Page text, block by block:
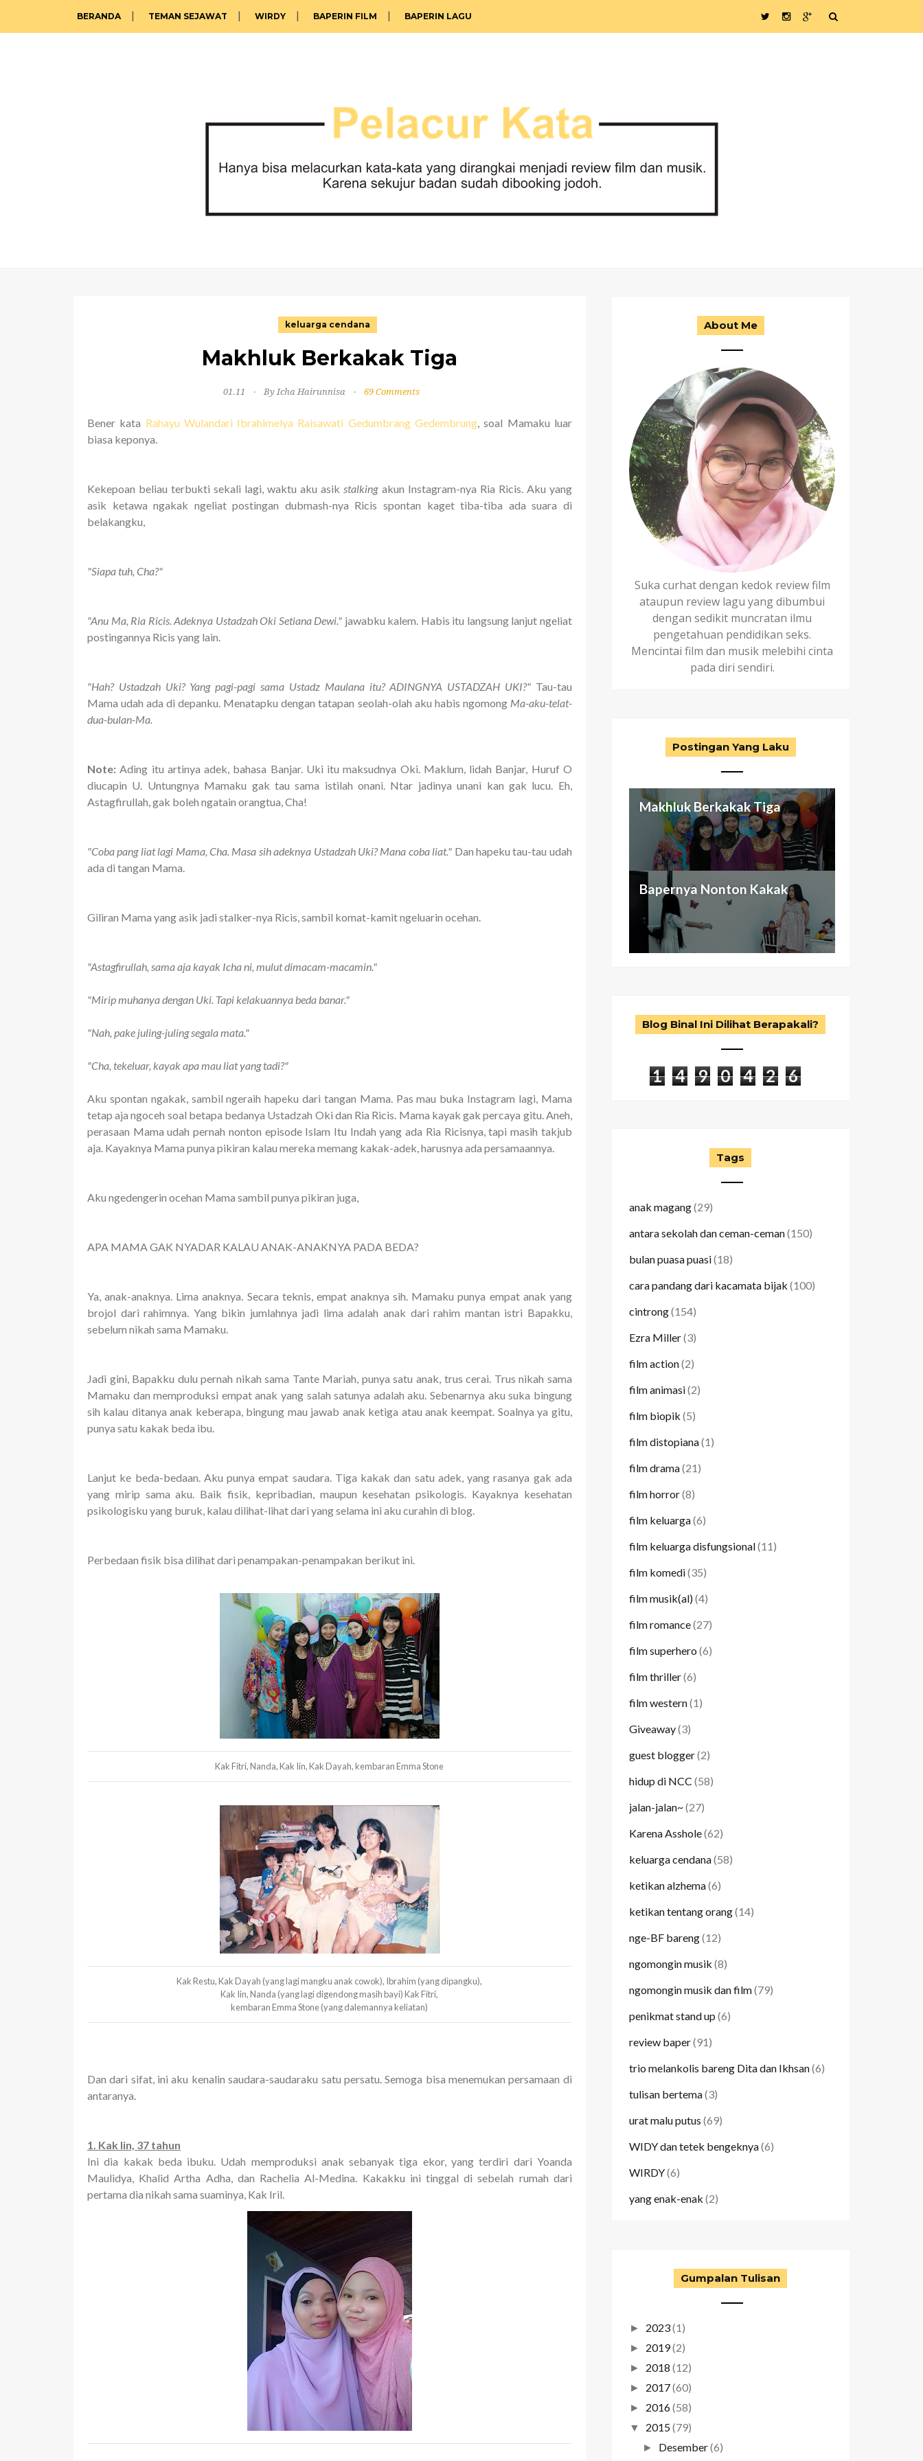
BERANDA TEMAN SEJAWAT WIRDY BAPERIN FILM BAPERIN LAGU
keluarga cendana
Makhluk Berkakak Tiga
01.11 By Icha Hairunnisa 69 Comments
Bener kata Rahayu Wulandari Ibrahimelya Raisawati Gedumbrang Gedembrung, soal Mamaku luar
biasa keponya.
Kekepoan beliau terbukti sekali lagi, waktu aku asikstalkingakun Instagram-nya Ria Ricis. Aku yang
asik ketawa ngakak ngeliat postingan dubmash-nya Ricis spontan kaget tiba-tiba ada suara di
belakangku,
"Siapa tuh, Cha?"
"Anu Ma, Ria Ricis. Adeknya Ustadzah Oki Setiana Dewi." jawabku kalem. Habis itu langsung lanjut ngeliat
postingannya Ricis yang lain.
"Hah? Ustadzah Uki? Yang pagi-pagi sama Ustadz Maulana itu? ADINGNYA USTADZAH UKI?" Tau-tau
Mama udah ada di depanku. Menatapku dengan tatapan seolah-olah aku habis ngomong Ma-aku-telat-
dua-bulan-Ma.
Note: Ading itu artinya adek, bahasa Banjar. Uki itu maksudnya Oki. Maklum, lidah Banjar, Huruf O
diucapin U. Untungnya Mamaku gak tau sama istilah onani. Ntar jadinya unani kan gak lucu. Eh,
Astagfirullah, gak boleh ngatain orangtua, Cha!
"Coba pang liat lagi Mama, Cha. Masa sih adeknya Ustadzah Uki? Mana coba liat." Dan hapeku tau-tau udah
ada di tangan Mama.
Giliran Mama yang asik jadi stalker-nya Ricis, sambil komat-kamit ngeluarin ocehan.
"Astagfirullah, sama aja kayak Icha ni, mulut dimacam-macamin."
"Mirip muhanya dengan Uki. Tapi kelakuannya beda banar."
"Nah, pake juling-juling segala mata."
"Cha, tekeluar, kayak apa mau liat yang tadi?"
Aku spontan ngakak, sambil ngeraih hapeku dari tangan Mama. Pas mau buka Instagram lagi, Mama
tetap aja ngoceh soal betapa bedanya Ustadzah Oki dan Ria Ricis. Mama kayak gak percaya gitu. Aneh,
perasaan Mama udah pernah nonton episode Islam Itu Indah yang ada Ria Ricisnya, tapi masih takjub
aja. Kayaknya Mama punya pikiran kalau mereka memang kakak-adek, harusnya ada persamaannya.
Aku ngedengerin ocehan Mama sambil punya pikiran juga,
APA MAMA GAK NYADAR KALAU ANAK-ANAKNYA PADA BEDA?
Ya, anak-anaknya. Lima anaknya. Secara teknis, empat anaknya sih. Mamaku punya empat anak yang
brojol dari rahimnya. Yang bikin jumlahnya jadi lima adalah anak dari rahim mantan istri Bapakku,
sebelum nikah sama Mamaku.
Jadi gini, Bapakku dulu pernah nikah sama Tante Mariah, punya satu anak, trus cerai. Trus nikah sama
Mamaku dan memproduksi empat anak yang salah satunya adalah aku. Sebenarnya aku suka bingung
sih kalau ditanya anak keberapa, bingung mau jawab anak ketiga atau anak keempat. Soalnya ya gitu,
punya satu kakak beda ibu.
Lanjut ke beda-bedaan. Aku punya empat saudara. Tiga kakak dan satu adek, yang rasanya gak ada
yang mirip sama aku. Baik fisik, kepribadian, maupun kesehatan psikologis. Kayaknya kesehatan
psikologisku yang buruk, kalau dilihat-lihat dari yang selama ini aku curahin di blog.
Perbedaan fisik bisa dilihat dari penampakan-penampakan berikut ini.
Kak Fitri, Nanda, Kak Iin, Kak Dayah, kembaran Emma Stone
Kak Restu, Kak Dayah (yang lagi mangku anak cowok), Ibrahim (yang dipangku),
Kak Iin, Nanda (yang lagi digendong masih bayi) Kak Fitri,
kembaran Emma Stone (yang dalemannya keliatan)
Dan dari sifat, ini aku kenalin saudara-saudaraku satu persatu. Semoga bisa menemukan persamaan di
antaranya.
1. Kak Iin, 37 tahun
Ini dia kakak beda ibuku. Udah memproduksi anak sebanyak tiga ekor, yang terdiri dari Yoanda
Maulidya, Khalid Artha Adha, dan Rachelia Al-Medina. Kakakku ini tinggal di sebelah rumah dari
pertama dia nikah sama suaminya, Kak Iril.
About Me
Suka curhat dengan kedok review film
ataupun review lagu yang dibumbui
dengan sedikit muncratan ilmu
pengetahuan pendidikan seks.
Mencintai film dan musik melebihi cinta
pada diri sendiri.
Postingan Yang Laku
Makhluk Berkakak Tiga
Aku dan Keluarga (abnormal)
Antara Seragam Putih-Biru,
Otak Cetek, dan Bunuh Diri
Nggak Cuma Butuh Passion
Buat Beli Mansion
Bapernya Nonton Kakak
Blog Binal Ini Dilihat Berapakali?
1 4 9 0 4 2 6
Tags
anak magang(29)
antara sekolah dan ceman-ceman(150)
bulan puasa puasi(18)
cara pandang dari kacamata bijak (100)
cintrong(154)
Ezra Miller(3)
film action(2)
film animasi(2)
film biopik (5)
film distopiana(1)
film drama(21)
film horror(8)
film keluarga(6)
film keluarga disfungsional(11)
film komedi(35)
film musik(al)(4)
film romance(27)
film superhero (6)
film thriller(6)
film western(1)
Giveaway(3)
guest blogger(2)
hidup di NCC (58)
jalan-jalan~(27)
Karena Asshole(62)
keluarga cendana(58)
ketikan alzhema(6)
ketikan tentang orang(14)
nge-BF bareng(12)
ngomongin musik (8)
ngomongin musik dan film(79)
penikmat stand up (6)
review baper(91)
trio melankolis bareng Dita dan Ikhsan(6)
tulisan bertema(3)
urat malu putus (69)
WIDY dan tetek bengeknya(6)
WIRDY(6)
yang enak-enak (2)
Gumpalan Tulisan
► 2023(1)
► 2019(2)
► 2018 (12)
► 2017(60)
► 2016(58)
▼ 2015(79)
► Desember(6)